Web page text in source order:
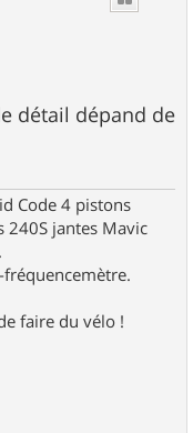
détail dépand de
Code 4 pistons
240S jantes Mavic
faire du vélo !